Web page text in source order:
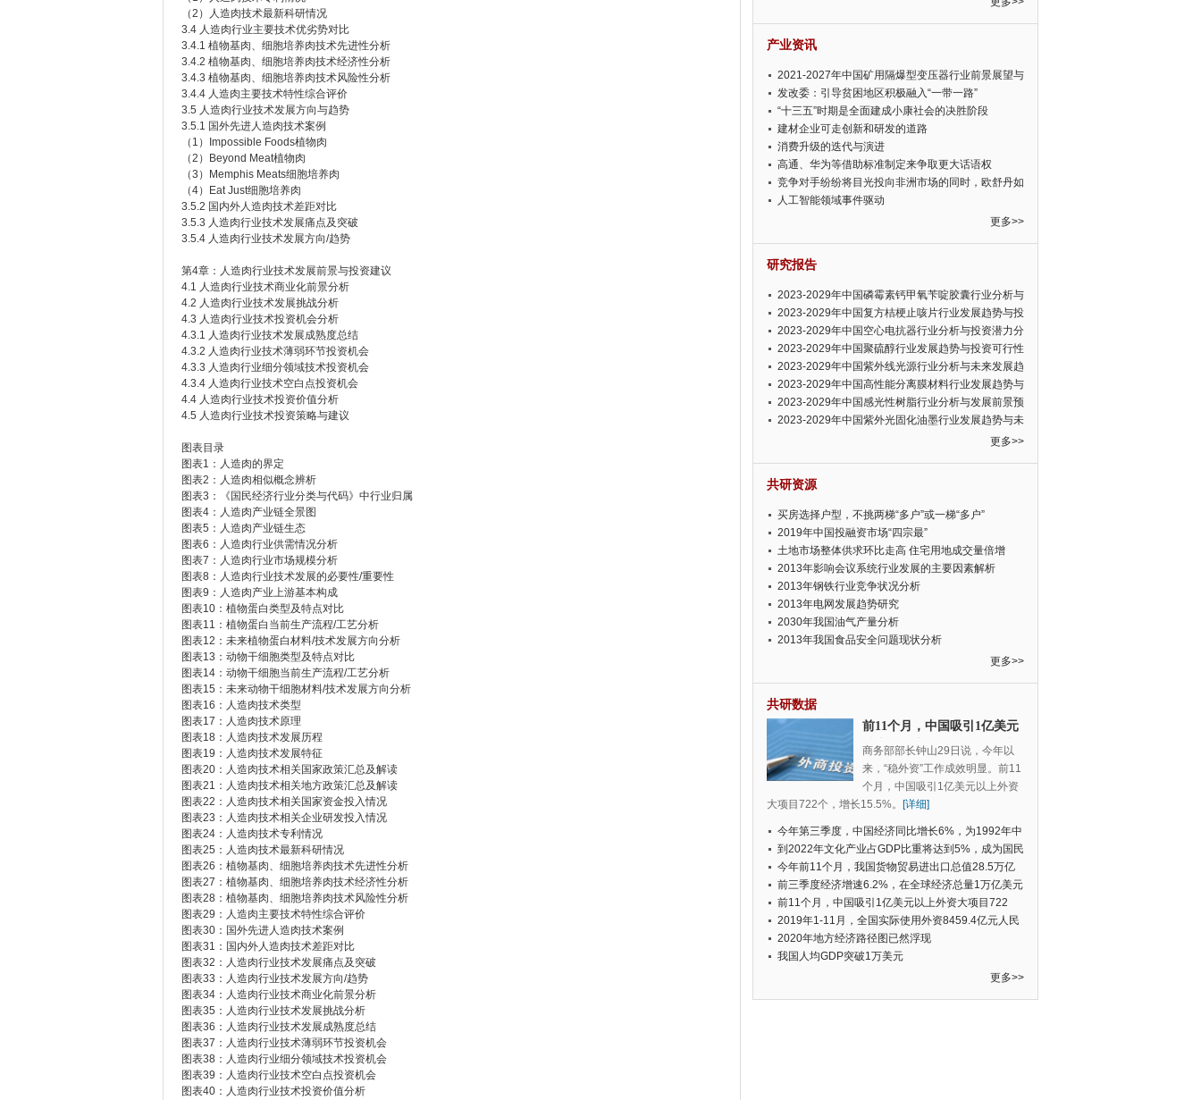
（2）人造肉技术最新科研情况
3.4 人造肉行业主要技术优劣势对比
3.4.1 植物基肉、细胞培养肉技术先进性分析
3.4.2 植物基肉、细胞培养肉技术经济性分析
3.4.3 植物基肉、细胞培养肉技术风险性分析
3.4.4 人造肉主要技术特性综合评价
3.5 人造肉行业技术发展方向与趋势
3.5.1 国外先进人造肉技术案例
（1）Impossible Foods植物肉
（2）Beyond Meat植物肉
（3）Memphis Meats细胞培养肉
（4）Eat Just细胞培养肉
3.5.2 国内外人造肉技术差距对比
3.5.3 人造肉行业技术发展痛点及突破
3.5.4 人造肉行业技术发展方向/趋势
第4章：人造肉行业技术发展前景与投资建议
4.1 人造肉行业技术商业化前景分析
4.2 人造肉行业技术发展挑战分析
4.3 人造肉行业技术投资机会分析
4.3.1 人造肉行业技术发展成熟度总结
4.3.2 人造肉行业技术薄弱环节投资机会
4.3.3 人造肉行业细分领域技术投资机会
4.3.4 人造肉行业技术空白点投资机会
4.4 人造肉行业技术投资价值分析
4.5 人造肉行业技术投资策略与建议
图表目录
图表1：人造肉的界定
图表2：人造肉相似概念辨析
图表3：《国民经济行业分类与代码》中行业归属
图表4：人造肉产业链全景图
图表5：人造肉产业链生态
图表6：人造肉行业供需情况分析
图表7：人造肉行业市场规模分析
图表8：人造肉行业技术发展的必要性/重要性
图表9：人造肉产业上游基本构成
图表10：植物蛋白类型及特点对比
图表11：植物蛋白当前生产流程/工艺分析
图表12：未来植物蛋白材料/技术发展方向分析
图表13：动物干细胞类型及特点对比
图表14：动物干细胞当前生产流程/工艺分析
图表15：未来动物干细胞材料/技术发展方向分析
图表16：人造肉技术类型
图表17：人造肉技术原理
图表18：人造肉技术发展历程
图表19：人造肉技术发展特征
图表20：人造肉技术相关国家政策汇总及解读
图表21：人造肉技术相关地方政策汇总及解读
图表22：人造肉技术相关国家资金投入情况
图表23：人造肉技术相关企业研发投入情况
图表24：人造肉技术专利情况
图表25：人造肉技术最新科研情况
图表26：植物基肉、细胞培养肉技术先进性分析
图表27：植物基肉、细胞培养肉技术经济性分析
图表28：植物基肉、细胞培养肉技术风险性分析
图表29：人造肉主要技术特性综合评价
图表30：国外先进人造肉技术案例
图表31：国内外人造肉技术差距对比
图表32：人造肉行业技术发展痛点及突破
图表33：人造肉行业技术发展方向/趋势
图表34：人造肉行业技术商业化前景分析
图表35：人造肉行业技术发展挑战分析
图表36：人造肉行业技术发展成熟度总结
图表37：人造肉行业技术薄弱环节投资机会
图表38：人造肉行业细分领域技术投资机会
图表39：人造肉行业技术空白点投资机会
图表40：人造肉行业技术投资价值分析
产业资讯
2021-2027年中国矿用隔爆型变压器行业前景展望与
投资前景预测报告
发改委：引导贫困地区积极融入“一带一路”
“十三五”时期是全面建成小康社会的决胜阶段
建材企业可走创新和研发的道路
消费升级的迭代与演进
高通、华为等借助标准制定来争取更大话语权
竞争对手纷纷将目光投向非洲市场的同时，欧舒丹如
此淡定，难道就真的不怕丧失先机吗?
人工智能领域事件驱动
更多>>
研究报告
2023-2029年中国磷霉素钙甲氧苄啶胶囊行业分析与
投资可行性报告
2023-2029年中国复方桔梗止咳片行业发展趋势与投
资潜力分析报告
2023-2029年中国空心电抗器行业分析与投资潜力分
析报告
2023-2029年中国聚硫醇行业发展趋势与投资可行性
报告
2023-2029年中国紫外线光源行业分析与未来发展趋
势报告
2023-2029年中国高性能分离膜材料行业发展趋势与
发展前景预测报告
2023-2029年中国感光性树脂行业分析与发展前景预
测报告
2023-2029年中国紫外光固化油墨行业发展趋势与未
更多>>
共研资源
买房选择户型，不挑两梯“多户”或一梯“多户”
2019年中国投融资市场“四宗最”
土地市场整体供求环比走高 住宅用地成交量倍增
2013年影响会议系统行业发展的主要因素解析
2013年钢铁行业竞争状况分析
2013年电网发展趋势研究
2030年我国油气产量分析
2013年我国食品安全问题现状分析
更多>>
共研数据
前11个月，中国吸引1亿美元
以上外资大项目722个，增长
15.5%
商务部部长钟山29日说，今年以
来，“稳外资”工作成效明显。前11
个月，中国吸引1亿美元以上外资
大项目722个，增长15.5%。 [详细]
今年第三季度，中国经济同比增长6%，为1992年中
国有季度数据以来的新低
到2022年文化产业占GDP比重将达到5%，成为国民
经济支柱产业
今年前11个月，我国货物贸易进出口总值28.5万亿
元人民币，比去年同期增长2.4%
前三季度经济增速6.2%，在全球经济总量1万亿美元
以上的经济体中增速最快
前11个月，中国吸引1亿美元以上外资大项目722
个，增长15.5%
2019年1-11月，全国实际使用外资8459.4亿元人民
币，同比增长6.0%
2020年地方经济路径图已然浮现
我国人均GDP突破1万美元
更多>>